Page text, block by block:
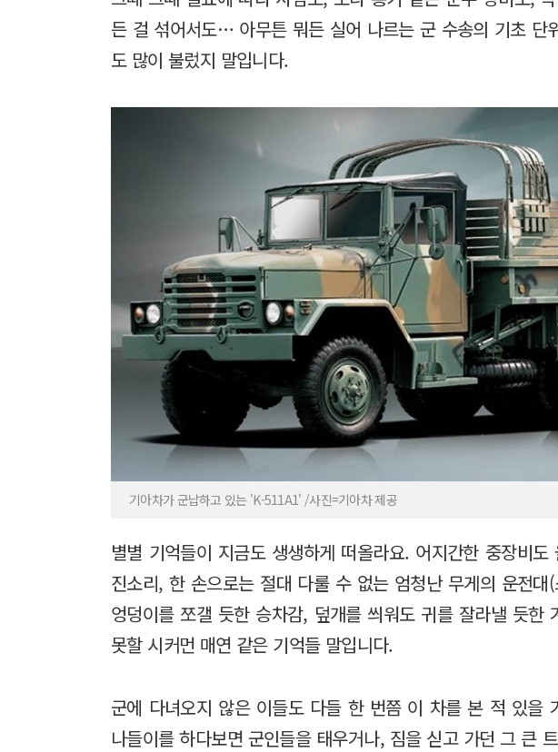
든 걸 섞어서도… 아무튼 뭐든 실어 나르는 군 수송의 기초
도 많이 불렀지 말입니다.
기아차가 군납하고 있는 'K-511A1' /사진=기아차 제공
별별 기억들이 지금도 생생하게 떠올라요. 어지간한 중장비
진소리, 한 손으로는 절대 다룰 수 없는 엄청난 무게의 운전
엉덩이를 쪼갤 듯한 승차감, 덮개를 씌워도 귀를 잘라낼 듯한
못할 시커먼 매연 같은 기억들 말입니다.
군에 다녀오지 않은 이들도 다들 한 번쯤 이 차를 본 적 있을
나들이를 하다보면 군인들을 태우거나, 짐을 싣고 가던 그 큰